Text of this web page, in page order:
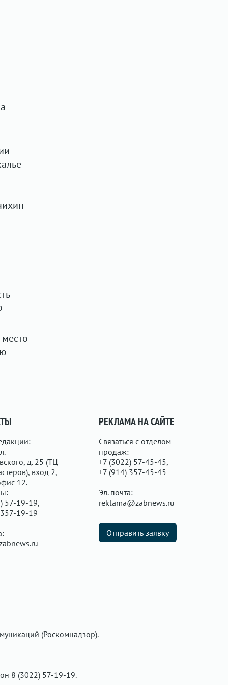
д. 25 (ТЦ
вход 2,
12.
57-19-19,
19-19
РЕКЛАМА НА САЙТЕ
Связаться с отделом
продаж:
+7 (3022) 57-45-45,
+7 (914) 357-45-45
Эл. почта:
reklama@zabnews.ru
Отправить заявку
(Роскомнадзор).
8 (3022) 57-19-19.